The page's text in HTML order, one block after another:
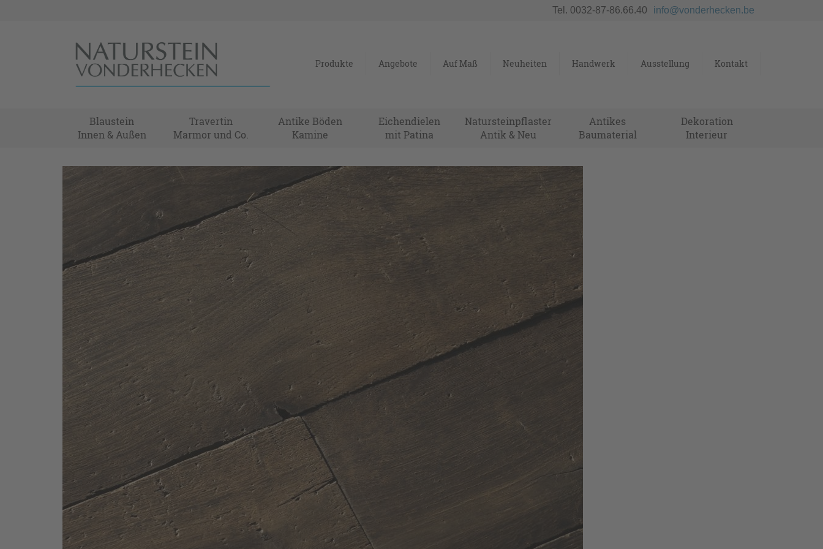
Tel. 0032-87-86.66.40 info@vonderhecken.be
Produkte Angebote Auf Maß Neuheiten Handwerk Ausstellung Kontakt
Blaustein
Innen & Außen
Travertin
Marmor und Co.
Antike Böden
Kamine
Eichendielen
mit Patina
Natursteinpflaster
Antik & Neu
Antikes
Baumaterial
Dekoration
Interieur